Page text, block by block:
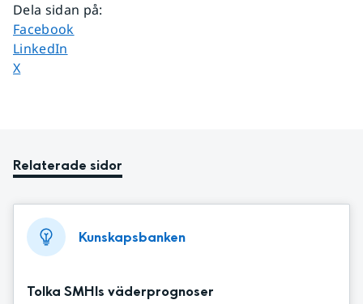
Dela sidan på:
Dela sidan på
Facebook
Dela sidan på
LinkedIn
Dela sidan på
X
Relaterade sidor
Kunskapsbanken
Tolka SMHIs väderprognoser